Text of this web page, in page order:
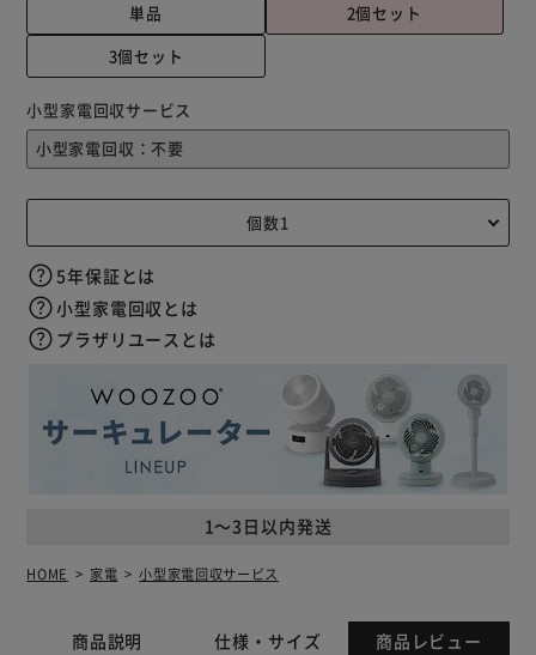
単品
2個セット
3個セット
1～3日以内発送
小型家電回収サービス
5年保証とは
小型家電回収とは
プラザリユースとは
HOME 家電 小型家電回収サービス
商品説明 仕様・サイズ 商品レビュー